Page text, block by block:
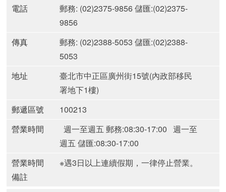
電話
郵務: (02)2375-9856 儲匯:(02)2375-
9856
傳真
郵務: (02)2388-5053 儲匯:(02)2388-
5053
地址
臺北市中正區廣州街15號(內政部移民
署地下1樓)
郵遞區號
100213
營業時間
週一至週五 郵務:08:30-17:00 週一至
週五 儲匯:08:30-17:00
營業時間
備註
※遇3日以上連續假期，一律停止營業。